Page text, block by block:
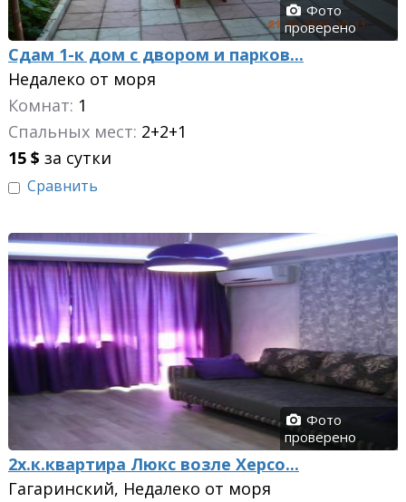
Фото
проверено
Сдам 1-к дом с двором и парков...
Недалеко от моря
Комнат: 1
Спальных мест: 2+2+1
15 $ за сутки
Сравнить
Фото
проверено
2х.к.квартира Люкс возле Херсо...
Гагаринский, Недалеко от моря